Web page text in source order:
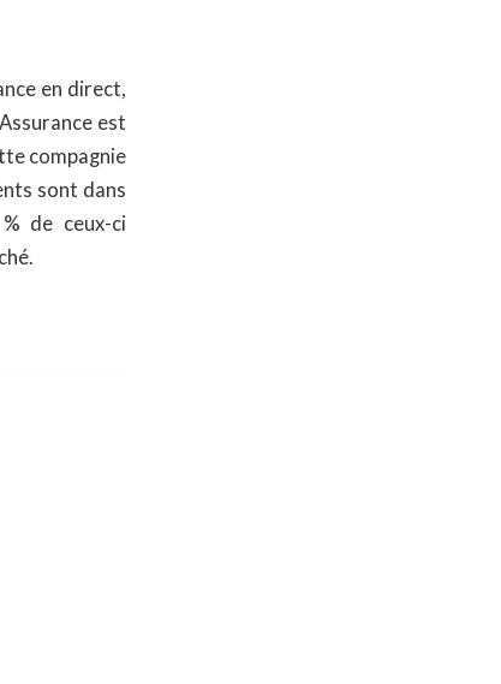
en direct,
est
compagnie
sont dans
de ceux-ci